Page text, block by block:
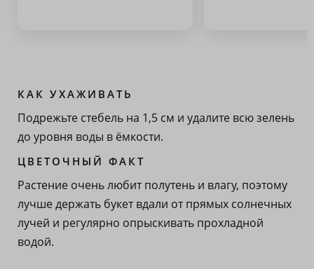
КАК УХАЖИВАТЬ
Подрежьте стебель на 1,5 см и удалите всю зелень
до уровня воды в ёмкости.
ЦВЕТОЧНЫЙ ФАКТ
Растение очень любит полутень и влагу, поэтому
лучше держать букет вдали от прямых солнечных
лучей и регулярно опрыскивать прохладной
водой.